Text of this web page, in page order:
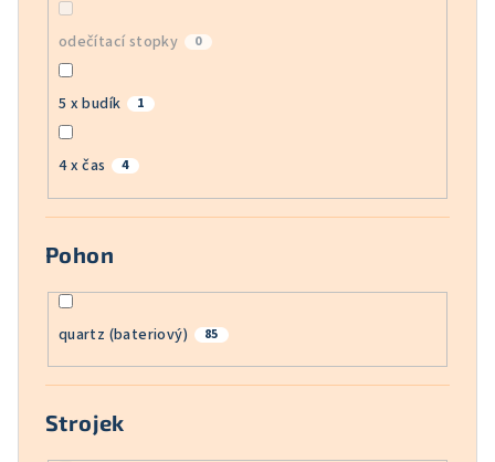
odečítací stopky 0
5 x budík 1
4 x čas 4
Pohon
quartz (bateriový) 85
Strojek